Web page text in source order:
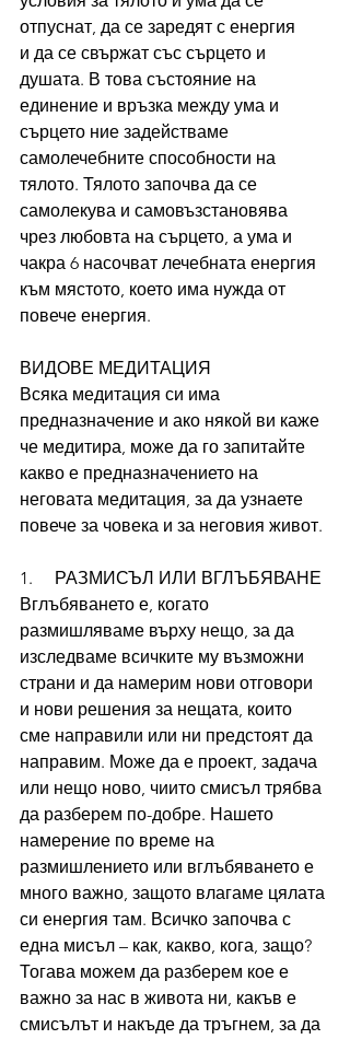
отпуснат, да се заредят с енергия
и да се свържат със сърцето и
душата. В това състояние на
единение и връзка между ума и
сърцето ние задействаме
самолечебните способности на
тялото. Тялото започва да се
самолекува и самовъзстановява
чрез любовта на сърцето, а ума и
чакра 6 насочват лечебната енергия
към мястото, което има нужда от
повече енергия.
ВИДОВЕ МЕДИТАЦИЯ
Всяка медитация си има
предназначение и ако някой ви каже
че медитира, може да го запитайте
какво е предназначението на
неговата медитация, за да узнаете
повече за човека и за неговия живот.
1.     РАЗМИСЪЛ ИЛИ ВГЛЪБЯВАНЕ
Вглъбяването е, когато
размишляваме върху нещо, за да
изследваме всичките му възможни
страни и да намерим нови отговори
и нови решения за нещата, които
сме направили или ни предстоят да
направим. Може да е проект, задача
или нещо ново, чиито смисъл трябва
да разберем по-добре. Нашето
намерение по време на
размишлението или вглъбяването е
много важно, защото влагаме цялата
си енергия там. Всичко започва с
една мисъл – как, какво, кога, защо?
Тогава можем да разберем кое е
важно за нас в живота ни, какъв е
смисълът и накъде да тръгнем, за да